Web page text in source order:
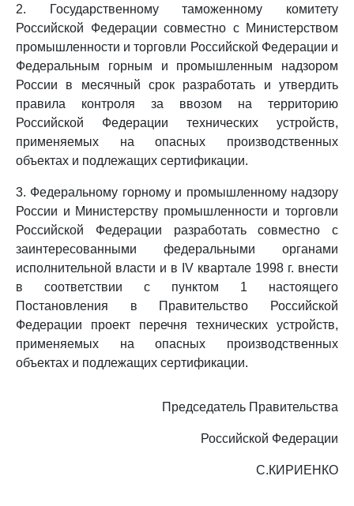
2. Государственному таможенному комитету
Российской Федерации совместно с Министерством
промышленности и торговли Российской Федерации и
Федеральным горным и промышленным надзором
России в месячный срок разработать и утвердить
правила контроля за ввозом на территорию
Российской Федерации технических устройств,
применяемых на опасных производственных
объектах и подлежащих сертификации.
3. Федеральному горному и промышленному надзору
России и Министерству промышленности и торговли
Российской Федерации разработать совместно с
заинтересованными федеральными органами
исполнительной власти и в IV квартале 1998 г. внести
в соответствии с пунктом 1 настоящего
Постановления в Правительство Российской
Федерации проект перечня технических устройств,
применяемых на опасных производственных
объектах и подлежащих сертификации.
Председатель Правительства
Российской Федерации
С.КИРИЕНКО